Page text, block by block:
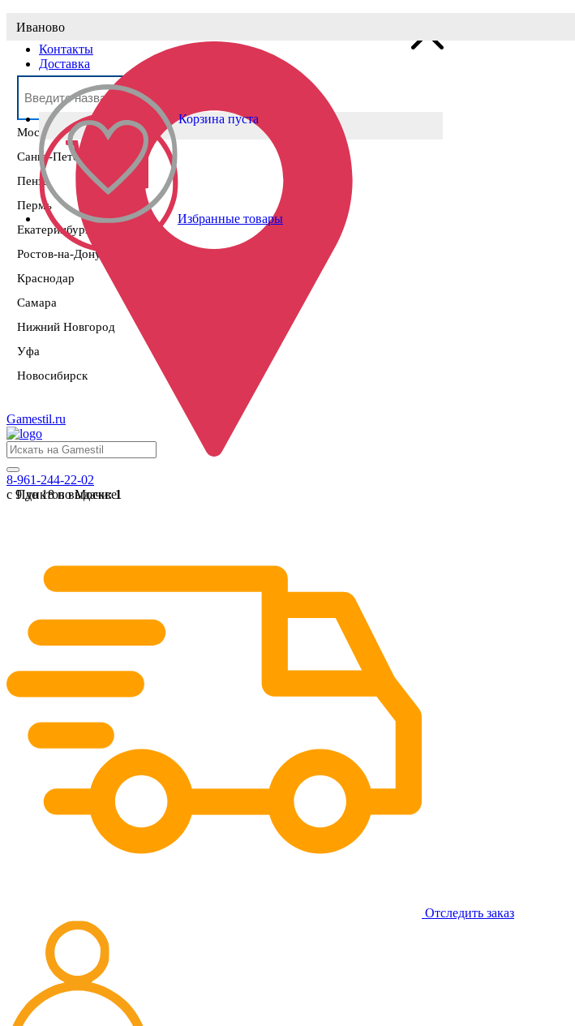
Выберите населённый пункт
Москва
Санкт-Петербург
Пенза
Пермь
Екатеринбург
Ростов-на-Дону
Краснодар
Самара
Нижний Новгород
Уфа
Новосибирск
Иваново
Пунктов выдачи:1
Контакты
Доставка
Избранные товары
Корзина пуста
Gamestil.ru
8-961-244-22-02
с 9 до 18 по Москве
Отследить заказ